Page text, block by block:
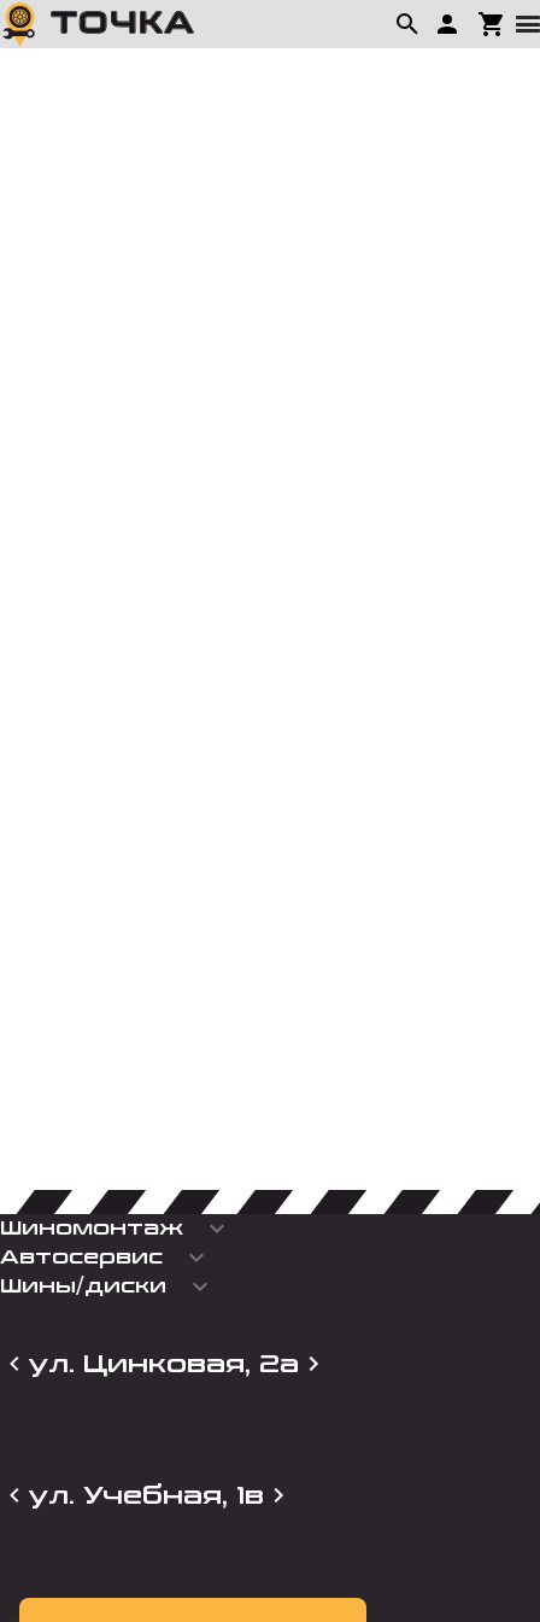
Шиномонтаж keyboard_arrow_down
Автосервис keyboard_arrow_down
Шины/диски keyboard_arrow_down
ул. Цинковая, 2а
ул. Учебная, 1в